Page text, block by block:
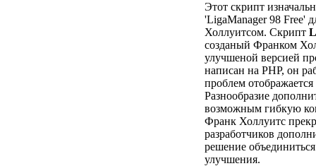
Этот скрипт
'LigaManager 98 Free'
Холлуитсом. Скрипт
созданый Франком
улучшеной версией
написан на PHP, он
проблем
Разнообразие
возможным гибкую
Франк Холлуитс
разработчиков
решение
улучшения.